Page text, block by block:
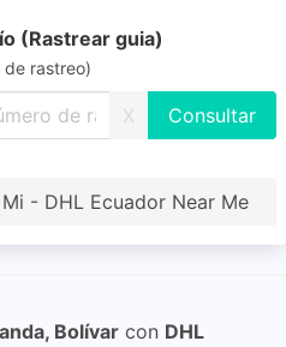
(Rastrear guia)
de rastreo)
X
- DHL Ecuador Near Me
Bolívar con DHL